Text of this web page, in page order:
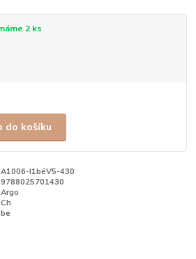
2 ks
do košíku
A1006-I1béV5-430
9788025701430
Argo
Ch
be